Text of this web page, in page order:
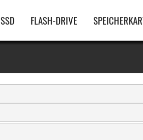
Hauptnavigation
SSD FLASH-DRIVE